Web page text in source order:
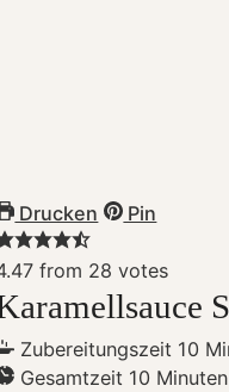
Drucken Pin
from 28 votes
Zubereitungszeit 10
Gesamtzeit 10 Minuten